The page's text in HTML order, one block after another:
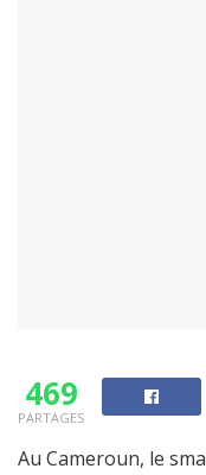
469
PARTAGES
Au Cameroun, le